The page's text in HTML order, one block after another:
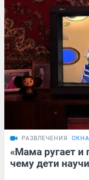
РАЗВЛЕЧЕНИЯ
«Мама ругает и
чему дети